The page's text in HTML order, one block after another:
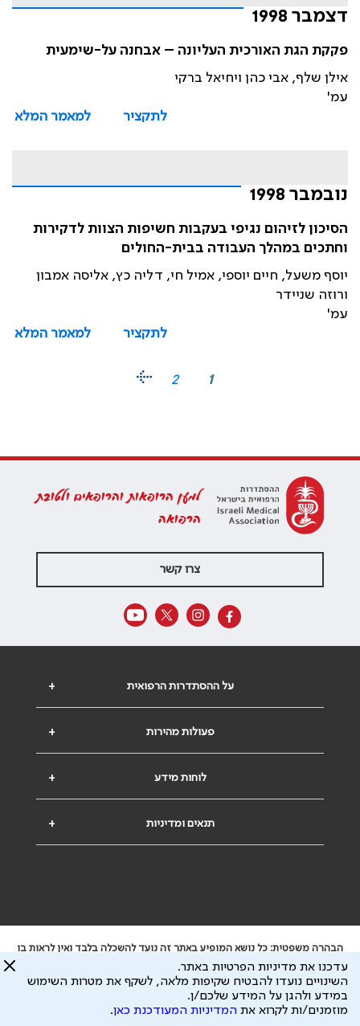
דצמבר 1998
פקקת הגת האורכית העליונה – אבחנה על-שימעית
אילן שלף, אבי כהן ויחיאל ברקי
עמ'
לתקציר
למאמר המלא
נובמבר 1998
הסיכון לזיהום נגיפי בעקבות חשיפות הצוות לדקירות
וחתכים במהלך העבודה בבית-החולים
יוסף משעל, חיים יוספי, אמיל חי, דליה כץ, אליסה אמבון
ורוזה שניידר
עמ'
לתקציר
למאמר המלא
1
2
למען הרופאות והרופאים ולטובת
הרפואה
צרו קשר
+ על ההסתדרות הרפואית
+ פעולות מהירות
+ לוחות מידע
+ תנאים ומדיניות
הבהרה משפטית: כל נושא המופיע באתר זה נועד להשכלה בלבד ואין לראות בו
ייעוץ רפואי או משפטי. אין הר"י אחראית לתוכן המתפרסם באתר זה ולכל נזק
שעלול להיגרם.
ידוע לי שהר"י אוספת ושומרת מידע אישי לצורך מתן השרות וכי חלק ממנו עשוי
להיות מועבר לצדדים שלישיים, הכל בכפוף למדיניות הפרטיות
עדכנו את מדיניות הפרטיות באתר.
השינויים נועדו להבטיח שקיפות מלאה, לשקף את מטרות השימוש
במידע ולהגן על המידע שלכם/ן.
מוזמנים/ות לקרוא את המדיניות המעודכנת כאן.